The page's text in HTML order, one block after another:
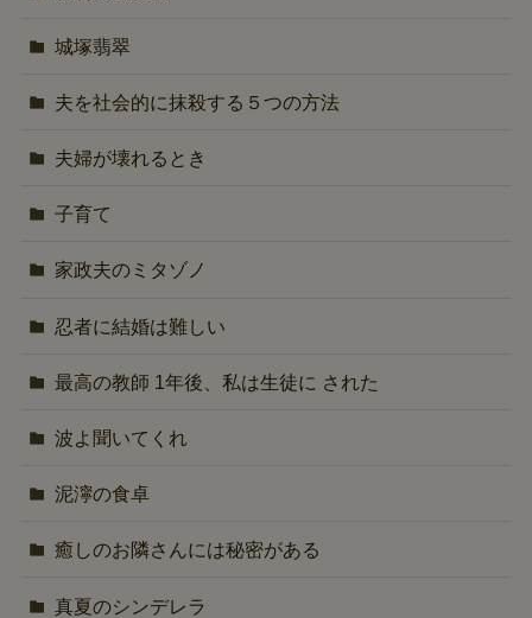
城塚翡翠
夫を社会的に抹殺する５つの方法
夫婦が壊れるとき
子育て
家政夫のミタゾノ
忍者に結婚は難しい
最高の教師 1年後、私は生徒に された
波よ聞いてくれ
泥濘の食卓
癒しのお隣さんには秘密がある
真夏のシンデレラ